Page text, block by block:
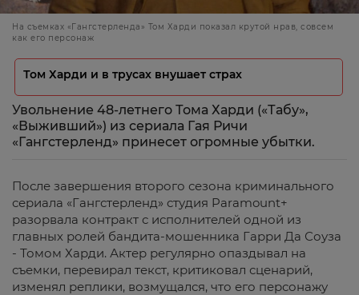
На съемках «Гангстерленда» Том Харди показал крутой нрав, совсем
как его персонаж
Том Харди и в трусах внушает страх
Увольнение 48-летнего Тома Харди («Табу»,
«Выживший») из сериала Гая Ричи
«Гангстерленд» принесет огромные убытки.
После завершения второго сезона криминального
сериала «Гангстерленд» студия Paramount+
разорвала контракт с исполнителей одной из
главных ролей бандита-мошенника Гарри Да Соуза
- Томом Харди. Актер регулярно опаздывал на
съемки, перевирал текст, критиковал сценарий,
изменял реплики, возмущался, что его персонажу